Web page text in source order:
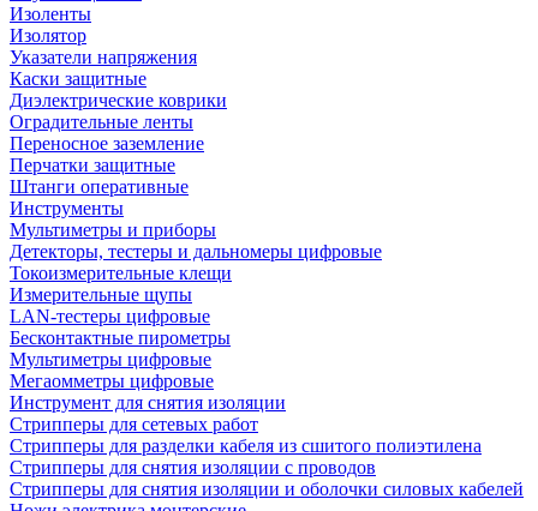
Изоленты
Изолятор
Указатели напряжения
Каски защитные
Диэлектрические коврики
Оградительные ленты
Переносное заземление
Перчатки защитные
Штанги оперативные
Инструменты
Мультиметры и приборы
Детекторы, тестеры и дальномеры цифровые
Токоизмерительные клещи
Измерительные щупы
LAN-тестеры цифровые
Бесконтактные пирометры
Мультиметры цифровые
Мегаомметры цифровые
Инструмент для снятия изоляции
Стрипперы для сетевых работ
Стрипперы для разделки кабеля из сшитого полиэтилена
Cтрипперы для снятия изоляции с проводов
Стрипперы для снятия изоляции и оболочки силовых кабелей